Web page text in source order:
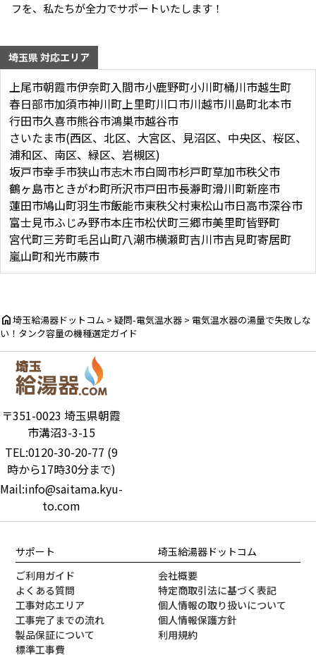
フを、私たちが全力でサポートいたします！
埼玉県 対応エリア
上尾市朝霞市伊奈町入間市小鹿野町小川町桶川市越生町
春日部市加須市神川町上里町川口市川越市川島町北本市
行田市久喜市熊谷市鴻巣市越谷市
さいたま市(西区、北区、大宮区、見沼区、中央区、桜区、
浦和区、南区、緑区、岩槻区)
坂戸市幸手市狭山市志木市白岡市杉戸町草加市秩父市
鶴ヶ島市ときがわ町所沢市戸田市長瀞町滑川町新座市
蓮田市鳩山町羽生市飯能市東秩父村東松山市日高市深谷市
富士見市ふじみ野市本庄市松伏町三郷市美里町皆野町
宮代町三芳町毛呂山町八潮市横瀬町吉川市吉見町寄居町
嵐山町和光市蕨市
home埼玉給湯器ドットコム > 疑問-電気温水器 > 電気温水器の湯量で失敗しな
い！タンク容量の機種選定ガイド
〒351-0023 埼玉県朝霞
市溝沼3-3-15
TEL:0120-30-20-77 (9
時から17時30分まで)
Mail:info@saitama.kyu-
to.com
サポート
ご利用ガイド
よくある質問
工事対応エリア
工事完了までの流れ
製品保証について
標準工事費
埼玉給湯器ドットコム
会社概要
特定商取引法に基づく表記
個人情報の取り扱いについて
個人情報保護方針
利用規約